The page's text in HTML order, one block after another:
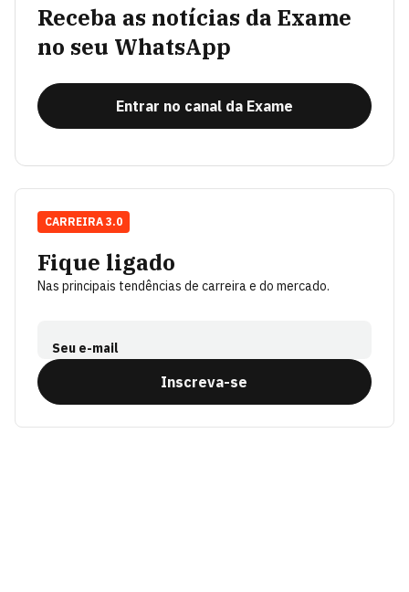
Receba as notícias da Exame
no seu WhatsApp
Entrar no canal da Exame
Fique ligado
Nas principais tendências de carreira e do mercado.
Seu e-mail
Inscreva-se
CARREIRA 3.0